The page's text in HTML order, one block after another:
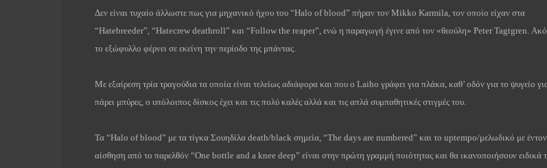
Δεν είναι τυχαίο άλλωστε πως για μηχανικό ήχου του “Halo of blood” πήραν τον Mikko Karmila, τον οποίο είχαν στα
“Hatebreeder”, “Hatecrew deathroll” και “Follow the reaper”, ενώ η παραγωγή έγινε από τον «θεούλη» Peter Tagtgren.
το εξώφυλλο φέρνει σε εκείνη την περίοδο της μπάντας.
Με εξαίρεση τρία τραγούδια τα οποία είναι τελείως αδιάφορα και που ο Laiho γράφει για πλάκα, καθ’ οδόν για το ψυγείο
πάρει μπύρες, ο υπόλοιπος δίσκος έχει και τις πολύ καλές αλλά και τις απλά συμπαθητικές στιγμές του.
Τα “Halo of blood” με τα τίγκα Σουηδίλα death/black σημεία, “The days are numbered” και το uptempo/μελωδικό με
αίσθηση από το παρελθόν “One bottle and a knee deep” είναι στην πρώτη γραμμή ποιότητας και θα ικανοποιήσουν ειδικά